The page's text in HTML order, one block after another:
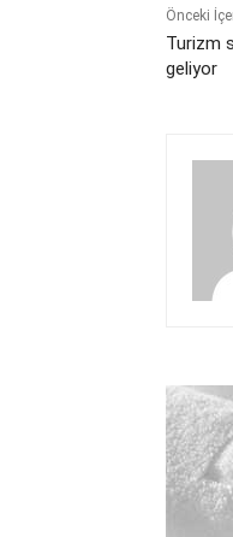
Önceki
Turizm
geliyor